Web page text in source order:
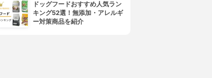
ドッグフードおすすめ人気ラン
キング52選！無添加・アレルギ
ー対策商品を紹介